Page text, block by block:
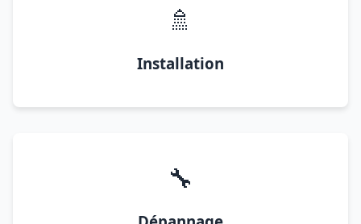
🚿
Installation
🔧